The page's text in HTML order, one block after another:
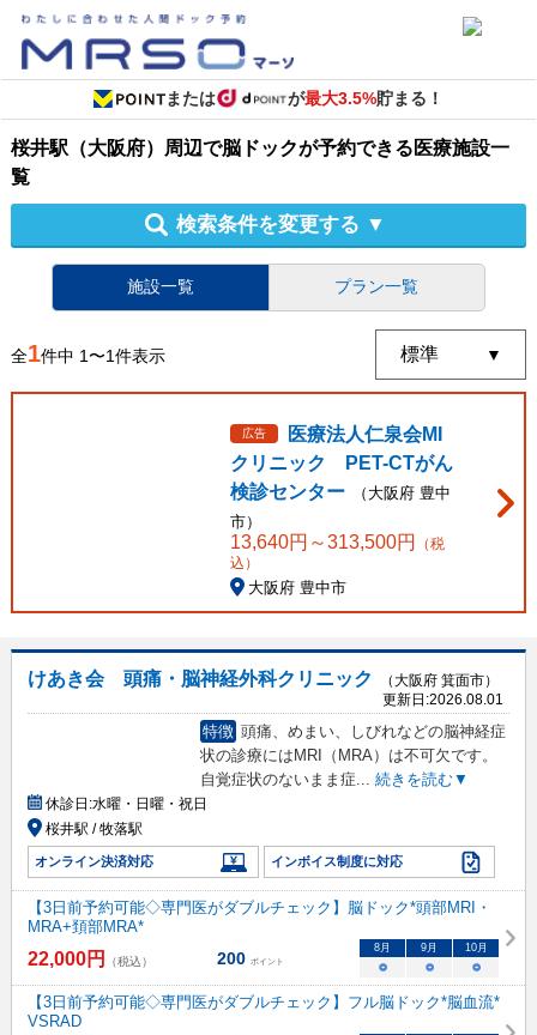
または が最大3.5%貯まる！
桜井駅（大阪府）周辺で脳ドックが予約できる医療施設一
覧
検索条件を変更する ▼
施設一覧 プラン一覧
全1件中 1〜1件表示
広告
医療法人仁泉会MI
クリニック PET-CTがん
検診センター
（ 大阪府 豊中
市）
13,640円～313,500円
（税
込）
大阪府 豊中市
けあき会 頭痛・脳神経外科クリニック
（大阪府 箕面市）
更新日:2026.08.01
特徴 頭痛、めまい、しびれなどの脳神経症
状の診療にはMRI（MRA）は不可欠です。
自覚症状のないまま症... 続きを読む▼
休診日:水曜・日曜・祝日
桜井駅 / 牧落駅
オンライン決済対応 インボイス制度に対応
【3日前予約可能◇専門医がダブルチェック】脳ドック*頭部MRI・
MRA+頚部MRA*
22,000円 （税込） 200 ポイント
8月 9月 10月
○ ○ ○
【3日前予約可能◇専門医がダブルチェック】フル脳ドック*脳血流*
VSRAD